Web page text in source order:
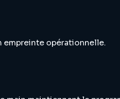
empreinte opérationnelle.